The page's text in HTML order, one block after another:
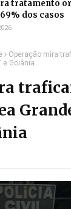
tratamento
dos casos
Operação mira
e Goiânia